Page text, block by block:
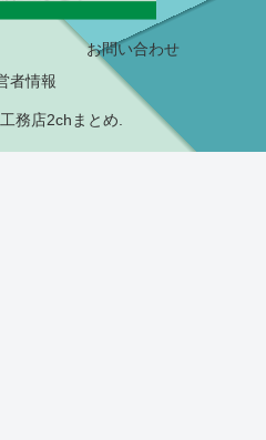
お問い合わせ
者情報
務店2chまとめ.